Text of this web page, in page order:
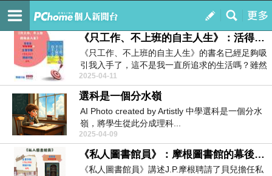
我的
訂閱
小說日記
《只工作、不上班的自主人生》：活得像自己
《只工作、不上班的自主人生》的書名已經足夠吸
引我入手了，這不是我一直所追求的生活嗎？雖然
說我想退休，...
2025-04-11
選科是一個分水嶺
AI Photo created by Artistly 中學選科是一個分水
嶺，將學生從此分成理科...
2025-04-09
《私人圖書館員》：摩根圖書館的幕後功臣
《私人圖書館員》講述J.P.摩根聘請了貝兒擔任私